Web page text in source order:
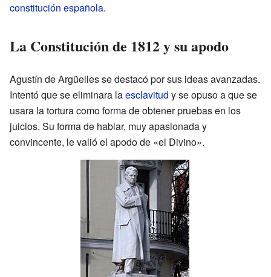
constitución española.
La Constitución de 1812 y su apodo
Agustín de Argüelles se destacó por sus ideas avanzadas.
Intentó que se eliminara laesclavitud y se opuso a que se
usara la tortura como forma de obtener pruebas en los
juicios. Su forma de hablar, muy apasionada y
convincente, le valió el apodo de «el Divino».